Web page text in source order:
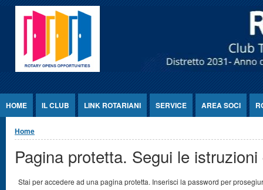
Jump to Content
HOME IL CLUB LINK ROTARIANI SERVICE AREA SOCI
Tu sei qui
Home
Pagina protetta. Segui le
Stai per accedere ad una pagina protetta. Inserisci la password per